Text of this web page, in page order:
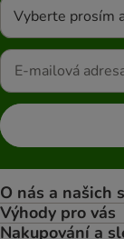
Vyberte prosím
O nás a našich
Výhody pro vás
Nakupování a